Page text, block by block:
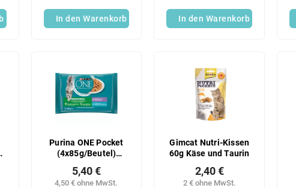
In den Warenkorb In den Warenkorb
Purina ONE Pocket
(4x85g/Beutel)
4,50 € ohne MwSt.
5,40 €
Gimcat Nutri-Kissen
60g Käse und Taurin
2 € ohne MwSt.
2,40 €